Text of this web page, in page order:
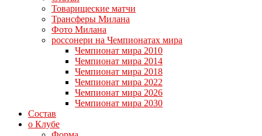
Товарищеские матчи
Трансферы Милана
Фото Милана
россонери на Чемпионатах мира
Чемпионат мира 2010
Чемпионат мира 2014
Чемпионат мира 2018
Чемпионат мира 2022
Чемпионат мира 2026
Чемпионат мира 2030
Состав
о Клубе